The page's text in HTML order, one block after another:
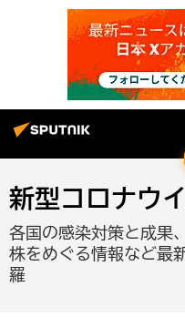
新型コロナウ
各国の感染対策と成果
株をめぐる情報など最
羅